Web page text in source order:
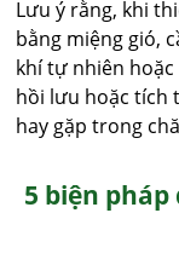
Lưu ý rằng, khi
bằng miệng gió,
khí tự nhiên
hồi lưu hoặc tích
hay gặp trong
5 biện